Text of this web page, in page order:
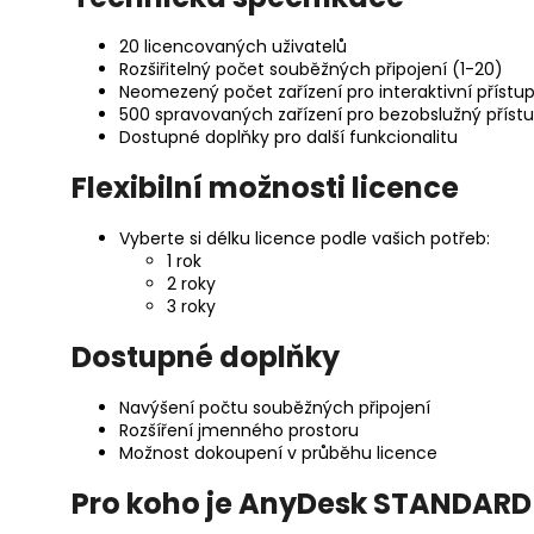
20 licencovaných uživatelů
Rozšiřitelný počet souběžných připojení (1-20)
Neomezený počet zařízení pro interaktivní přístup
500 spravovaných zařízení pro bezobslužný
Dostupné doplňky pro další funkcionalitu
Flexibilní možnosti licence
Vyberte si délku licence podle vašich potřeb:
1 rok
2 roky
3 roky
Dostupné doplňky
Navýšení počtu souběžných připojení
Rozšíření jmenného prostoru
Možnost dokoupení v průběhu licence
Pro koho je AnyDesk